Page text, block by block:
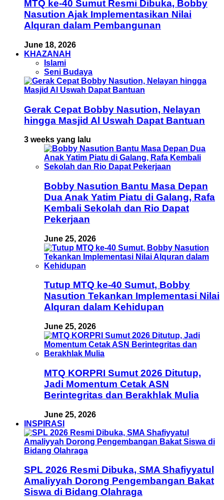
MTQ ke-40 Sumut Resmi Dibuka, Bobby
Nasution Ajak Implementasikan Nilai
Alquran dalam Pembangunan
June 18, 2026
KHAZANAH
Islami
Seni Budaya
Gerak Cepat Bobby Nasution, Nelayan
hingga Masjid Al Uswah Dapat Bantuan
3 weeks yang lalu
Bobby Nasution Bantu Masa Depan
Dua Anak Yatim Piatu di Galang, Rafa
Kembali Sekolah dan Rio Dapat
Pekerjaan
June 25, 2026
Tutup MTQ ke-40 Sumut, Bobby
Nasution Tekankan Implementasi Nilai
Alquran dalam Kehidupan
June 25, 2026
MTQ KORPRI Sumut 2026 Ditutup,
Jadi Momentum Cetak ASN
Berintegritas dan Berakhlak Mulia
June 25, 2026
INSPIRASI
SPL 2026 Resmi Dibuka, SMA Shafiyyatul
Amaliyyah Dorong Pengembangan Bakat
Siswa di Bidang Olahraga